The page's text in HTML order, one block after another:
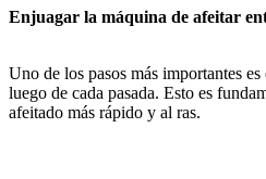
Enjuagar la máquina de afeitar
Uno de los pasos más importantes
luego de cada pasada. Esto es
afeitado más rápido y al ras.